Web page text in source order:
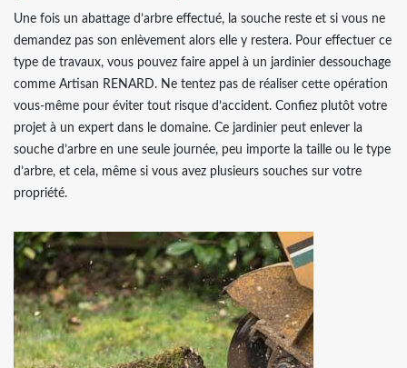
Une fois un abattage d’arbre effectué, la souche reste et si vous ne
demandez pas son enlèvement alors elle y restera. Pour effectuer ce
type de travaux, vous pouvez faire appel à un jardinier dessouchage
comme Artisan RENARD. Ne tentez pas de réaliser cette opération
vous-même pour éviter tout risque d’accident. Confiez plutôt votre
projet à un expert dans le domaine. Ce jardinier peut enlever la
souche d’arbre en une seule journée, peu importe la taille ou le type
d’arbre, et cela, même si vous avez plusieurs souches sur votre
propriété.